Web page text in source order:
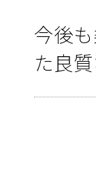
今後
た良